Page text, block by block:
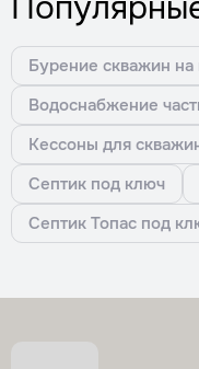
Бурение скважин на
Водоснабжение
Кессоны для
Септик под ключ
Септик Топас под